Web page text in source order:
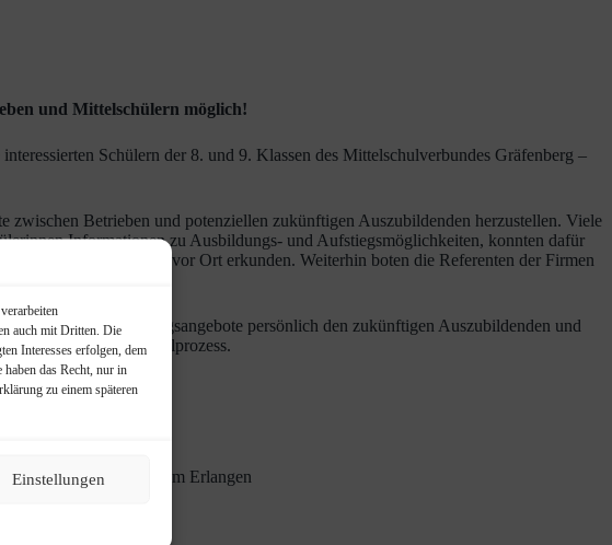
auch mit Dritten. Die
Interesses erfolgen, dem
das Recht, nur in
zu einem späteren
Einstellungen
und Mittelschülern möglich!
Schülern der 8. und 9. Klassen des Mittelschulverbundes Gräfenberg –
zwischen Betrieben und potenziellen zukünftigen Auszubildenden herzustellen. Viele
Informationen zu Ausbildungs- und Aufstiegsmöglichkeiten, konnten dafür
Kfz-Mechatronikers vor Ort erkunden. Weiterhin boten die Referenten der Firmen
und ihre Ausbildungsangebote persönlich den zukünftigen Auszubildenden und
bei ihrem Berufswahlprozess.
Regionales Rechenzentrum Erlangen